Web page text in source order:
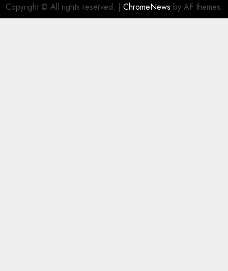
Copyright © All rights reserved. | ChromeNews by AF themes.